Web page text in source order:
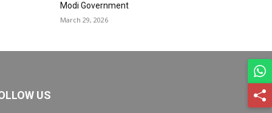
Modi Government
March 29, 2026
US